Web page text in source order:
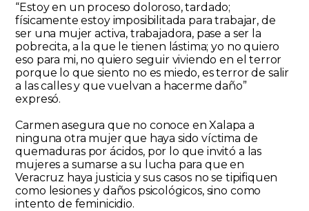
“Estoy en un proceso doloroso, tardado;
físicamente estoy imposibilitada para trabajar, de
ser una mujer activa, trabajadora, pase a ser la
pobrecita, a la que le tienen lástima; yo no quiero
eso para mi, no quiero seguir viviendo en el terror
porque lo que siento no es miedo, es terror de salir
a las calles y que vuelvan a hacerme daño”
expresó.
Carmen asegura que no conoce en Xalapa a
ninguna otra mujer que haya sido víctima de
quemaduras por ácidos, por lo que invitó a las
mujeres a sumarse a su lucha para que en
Veracruz haya justicia y sus casos no se tipifiquen
como lesiones y daños psicológicos, sino como
intento de feminicidio.